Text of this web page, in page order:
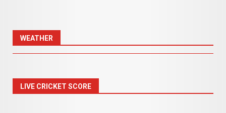
WEATHER
LIVE CRICKET SCORE